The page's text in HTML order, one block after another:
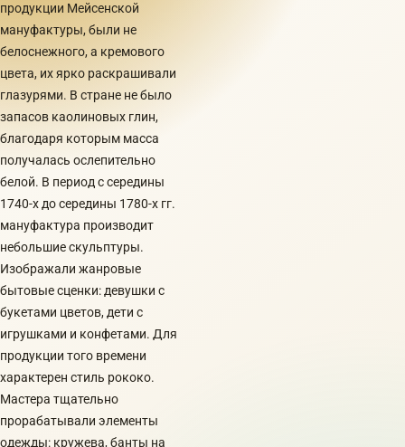
продукции Мейсенской
мануфактуры, были не
белоснежного, а кремового
цвета, их ярко раскрашивали
глазурями. В стране не было
запасов каолиновых глин,
благодаря которым масса
получалась ослепительно
белой. В период с середины
1740-х до середины 1780-х гг.
мануфактура производит
небольшие скульптуры.
Изображали жанровые
бытовые сценки: девушки с
букетами цветов, дети с
игрушками и конфетами. Для
продукции того времени
характерен стиль рококо.
Мастера тщательно
прорабатывали элементы
одежды: кружева, банты на